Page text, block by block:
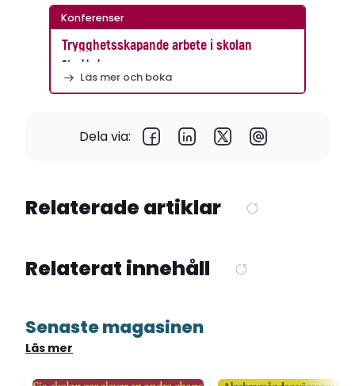
Konferenser
Trygghetsskapande arbete i skolan
Stockholm
Läs mer och boka
Dela via:
Relaterade artiklar
Relaterat innehåll
Senaste magasinen
Läs mer